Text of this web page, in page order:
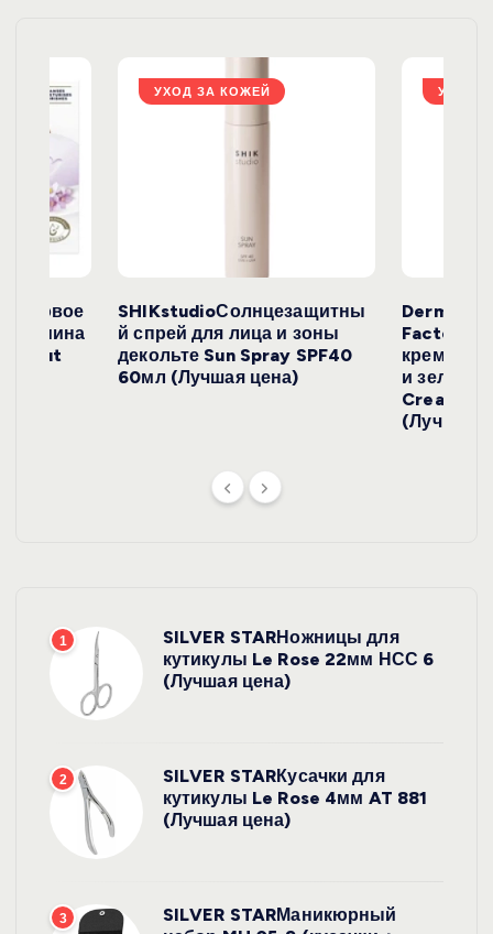
з
а
п
с
е
й
жасмина
УХОД ЗА КОЖЕЙ
SHIKstudioСолнцезащитны
й спрей для лица и зоны
декольте Sun Spray SPF40
60мл (Лучшая цена)
УХОД
Derma
крем с
и
Cream
(Лучшая
1
SILVER STARНожницы для
кутикулы Le Rose 22мм НСС 6
(Лучшая цена)
2
SILVER STARКусачки для
кутикулы Le Rose 4мм AT 881
(Лучшая цена)
3
SILVER STARМаникюрный